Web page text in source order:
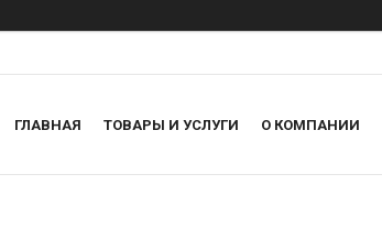
ГЛАВНАЯ ТОВАРЫ И УСЛУГИ О КОМПАНИИ